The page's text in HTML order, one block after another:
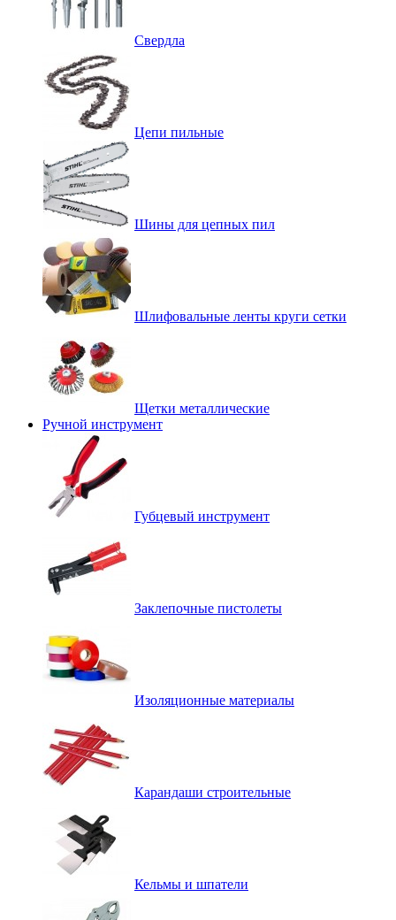
Свердла
Цепи пильные
Шины для цепных пил
Шлифовальные ленты круги сетки
Щетки металлические
Ручной инструмент
Губцевый инструмент
Заклепочные пистолеты
Изоляционные материалы
Карандаши строительные
Кельмы и шпатели